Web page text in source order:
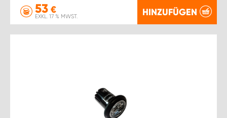
53 €
EXKL. 17 % MWST. HINZUFÜGEN